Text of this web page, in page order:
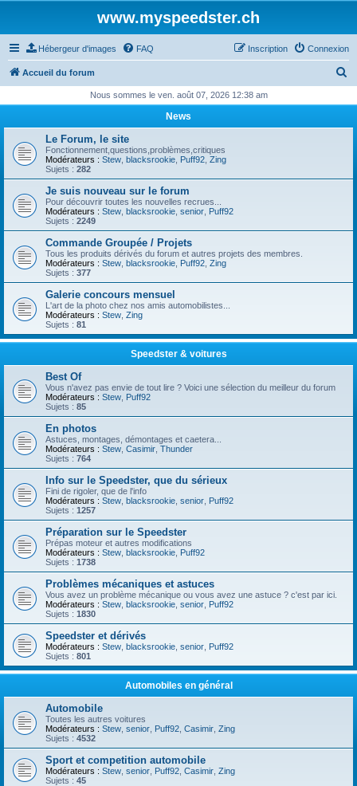
www.myspeedster.ch
Hébergeur d'images FAQ Connexion
Inscription
Accueil du forum
h
Nous sommes le ven. août 07, 2026 12:38 am
News
Le Forum, le site
Fonctionnement,questions,problèmes,critiques
Modérateurs : Stew blacksrookie Puff92 Zing
Sujets : 282
Je suis nouveau sur le forum
Pour découvrir toutes les nouvelles recrues...
Modérateurs : Stew blacksrookie senior Puff92
Sujets : 2249
Commande Groupée / Projets
Tous les produits dérivés du forum et autres projets des membres.
Modérateurs : Stew blacksrookie Puff92 Zing
Sujets : 377
Galerie concours mensuel
L'art de la photo chez nos amis automobilistes...
Modérateurs : Stew Zing
Sujets : 81
Speedster & voitures
Best Of
Vous n'avez pas envie de tout lire ? Voici une sélection du meilleur du forum
Modérateurs : Stew Puff92
Sujets : 85
En photos
Astuces, montages, démontages et caetera...
Modérateurs : Stew Casimir Thunder
Sujets : 764
Info sur le Speedster, que du sérieux
Fini de rigoler, que de l'info
Modérateurs : Stew blacksrookie senior Puff92
Sujets : 1257
Préparation sur le Speedster
Prépas moteur et autres modifications
Modérateurs : Stew blacksrookie Puff92
Sujets : 1738
Problèmes mécaniques et astuces
Vous avez un problème mécanique ou vous avez une astuce ? c'est par ici.
Modérateurs : Stew blacksrookie senior Puff92
Sujets : 1830
Speedster et dérivés
Modérateurs : Stew blacksrookie senior Puff92
Sujets : 801
Automobiles en général
Automobile
Toutes les autres voitures
Modérateurs : Stew senior Puff92 Casimir Zing
Sujets : 4532
Sport et competition automobile
Modérateurs : Stew senior Puff92 Casimir Zing
Sujets : 45